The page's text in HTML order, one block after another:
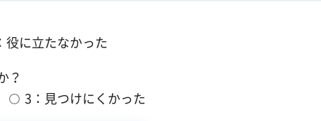
役に立たなかった
？
3：見つけにくかった